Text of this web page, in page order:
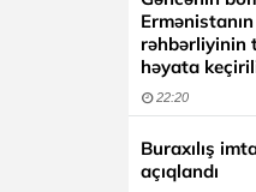
rəhbərliyinin
həyata
22:20
Buraxılış
açıqlandı